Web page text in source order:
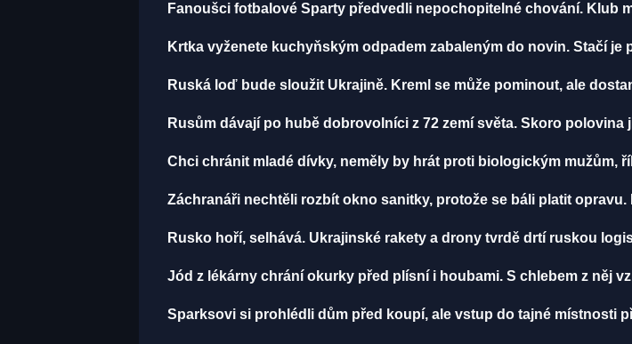
Fanoušci fotbalové Sparty předvedli nepochopitelné chování. Klub
Krtka vyženete kuchyňským odpadem zabaleným do novin. Stačí
Ruská loď bude sloužit Ukrajině. Kreml se může pominout, ale
Rusům dávají po hubě dobrovolníci z 72 zemí světa. Skoro polovina
Chci chránit mladé dívky, neměly by hrát proti biologickým mužům,
Záchranáři nechtěli rozbít okno sanitky, protože se báli platit
Rusko hoří, selhává. Ukrajinské rakety a drony tvrdě drtí ruskou
Jód z lékárny chrání okurky před plísní i houbami. S chlebem z něj
Sparksovi si prohlédli dům před koupí, ale vstup do tajné místnosti